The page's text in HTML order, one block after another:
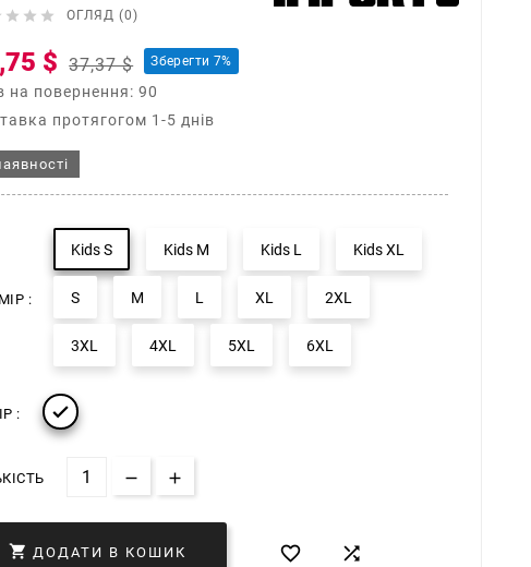
   ОГЛЯД (0)
$ 37,37 $ Зберегти 7%
на повернення: 90
протягогом 1-5 днів
:
Kids S Kids M Kids L Kids XL
S M L XL 2XL
3XL 4XL 5XL 6XL
: 
 ДОДАТИ В КОШИК  